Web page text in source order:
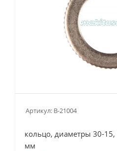
Артикул: B-21004
кольцо, диаметры 30-
мм